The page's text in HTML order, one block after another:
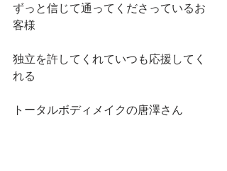
ずっと信じて通ってくださっているお
客様
独立を許してくれていつも応援してく
れる
トータルボディメイクの唐澤さん